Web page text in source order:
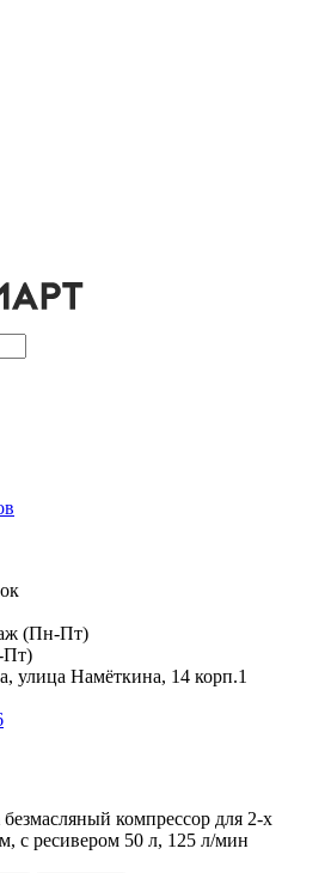
(Пн-Пт)
Пт)
улица Намёткина, 14 корп.1
компрессор для 2-х
с ресивером 50 л, 125 л/мин